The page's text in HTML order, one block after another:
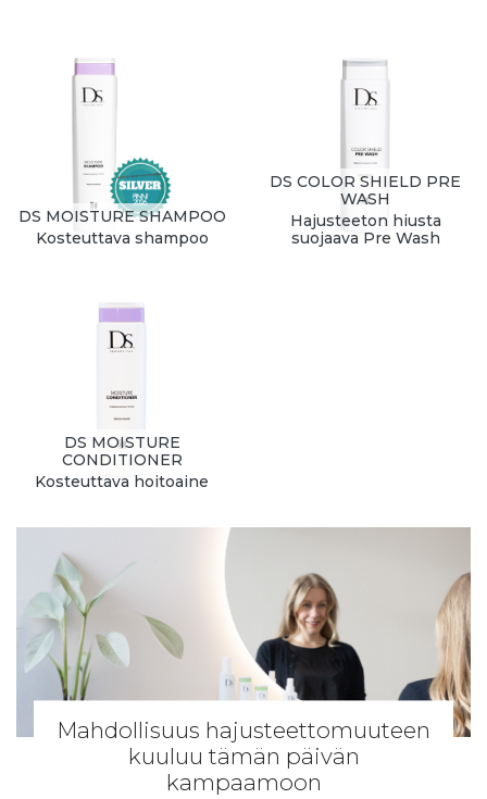
DS MOISTURE SHAMPOO
Kosteuttava shampoo
DS MOISTURE
CONDITIONER
Kosteuttava hoitoaine
DS COLOR SHIELD PRE
WASH
Hajusteeton hiusta
suojaava Pre Wash
Mahdollisuus hajusteettomuuteen
kuuluu tämän päivän
kampaamoon